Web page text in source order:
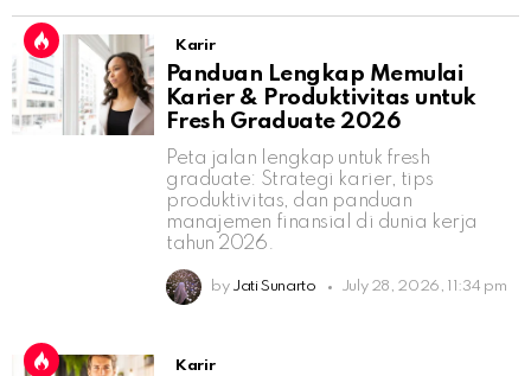
Karir
Panduan Lengkap Memulai
Karier & Produktivitas untuk
Fresh Graduate 2026
Peta jalan lengkap untuk fresh
graduate: Strategi karier, tips
produktivitas, dan panduan
manajemen finansial di dunia kerja
tahun 2026.
by Jati Sunarto July 28, 2026, 11:34 pm
Karir